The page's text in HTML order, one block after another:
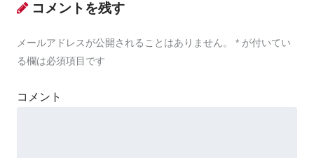
コメントを残す
メールアドレスが公開されることはありません。 * が付いてい
る欄は必須項目です
コメント